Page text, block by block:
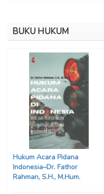
BUKU HUKUM
Hukum Acara Pidana
Indonesia–Dr. Fathor
Rahman, S.H., M.Hum.